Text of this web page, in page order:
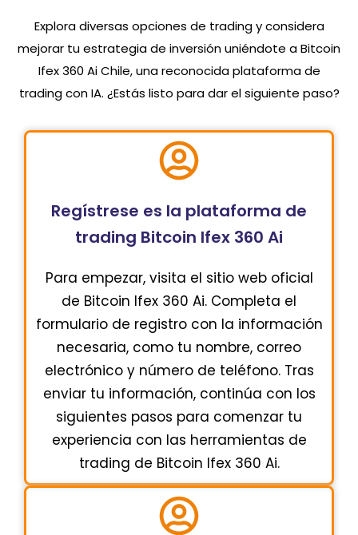
Explora diversas opciones de trading y considera
mejorar tu estrategia de inversión uniéndote a Bitcoin
Ifex 360 Ai Chile, una reconocida plataforma de
trading con IA. ¿Estás listo para dar el siguiente paso?
Regístrese es la plataforma de
trading Bitcoin Ifex 360 Ai
Para empezar, visita el sitio web oficial
de Bitcoin Ifex 360 Ai. Completa el
formulario de registro con la información
necesaria, como tu nombre, correo
electrónico y número de teléfono. Tras
enviar tu información, continúa con los
siguientes pasos para comenzar tu
experiencia con las herramientas de
trading de Bitcoin Ifex 360 Ai.